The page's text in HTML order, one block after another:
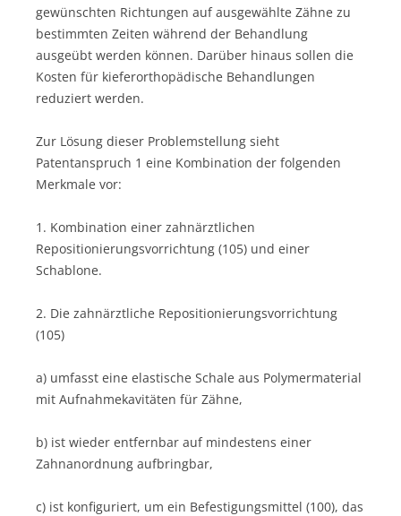
gewünschten Richtungen auf ausgewählte Zähne zu
bestimmten Zeiten während der Behandlung
ausgeübt werden können. Darüber hinaus sollen die
Kosten für kieferorthopädische Behandlungen
reduziert werden.
Zur Lösung dieser Problemstellung sieht
Patentanspruch 1 eine Kombination der folgenden
Merkmale vor:
1. Kombination einer zahnärztlichen
Repositionierungsvorrichtung (105) und einer
Schablone.
2. Die zahnärztliche Repositionierungsvorrichtung
(105)
a) umfasst eine elastische Schale aus Polymermaterial
mit Aufnahmekavitäten für Zähne,
b) ist wieder entfernbar auf mindestens einer
Zahnanordnung aufbringbar,
c) ist konfiguriert, um ein Befestigungsmittel (100), das